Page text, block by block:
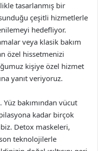
tasarlanmış bir
çeşitli hizmetlerle
hedefliyor.
veya klasik bakım
özel hissetmenizi
kişiye özel hizmet
yanıt veriyoruz.
bakımından vücut
kadar birçok
Detox maskeleri,
teknolojilerle